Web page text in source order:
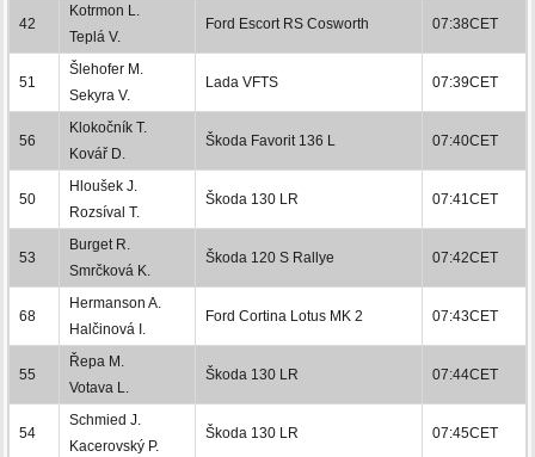
42
Kotrmon L.
Teplá V.
Ford Escort RS Cosworth 07:38CET
51
Šlehofer M.
Sekyra V.
Lada VFTS 07:39CET
56
Klokočník T.
Kovář D.
Škoda Favorit 136 L 07:40CET
50
Hloušek J.
Rozsíval T.
Škoda 130 LR 07:41CET
53
Burget R.
Smrčková K.
Škoda 120 S Rallye 07:42CET
68
Hermanson A.
Halčinová I.
Ford Cortina Lotus MK 2 07:43CET
55
Řepa M.
Votava L.
Škoda 130 LR 07:44CET
54
Schmied J.
Kacerovský P.
Škoda 130 LR 07:45CET